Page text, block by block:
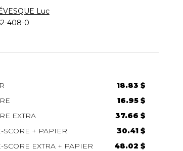
Luc
408-0
18.83 $
16.95 $
EXTRA
37.66 $
SCORE + PAPIER
30.41 $
SCORE EXTRA + PAPIER
48.02 $